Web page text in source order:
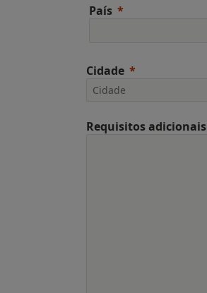
País
Cidade
Requisitos adicionais